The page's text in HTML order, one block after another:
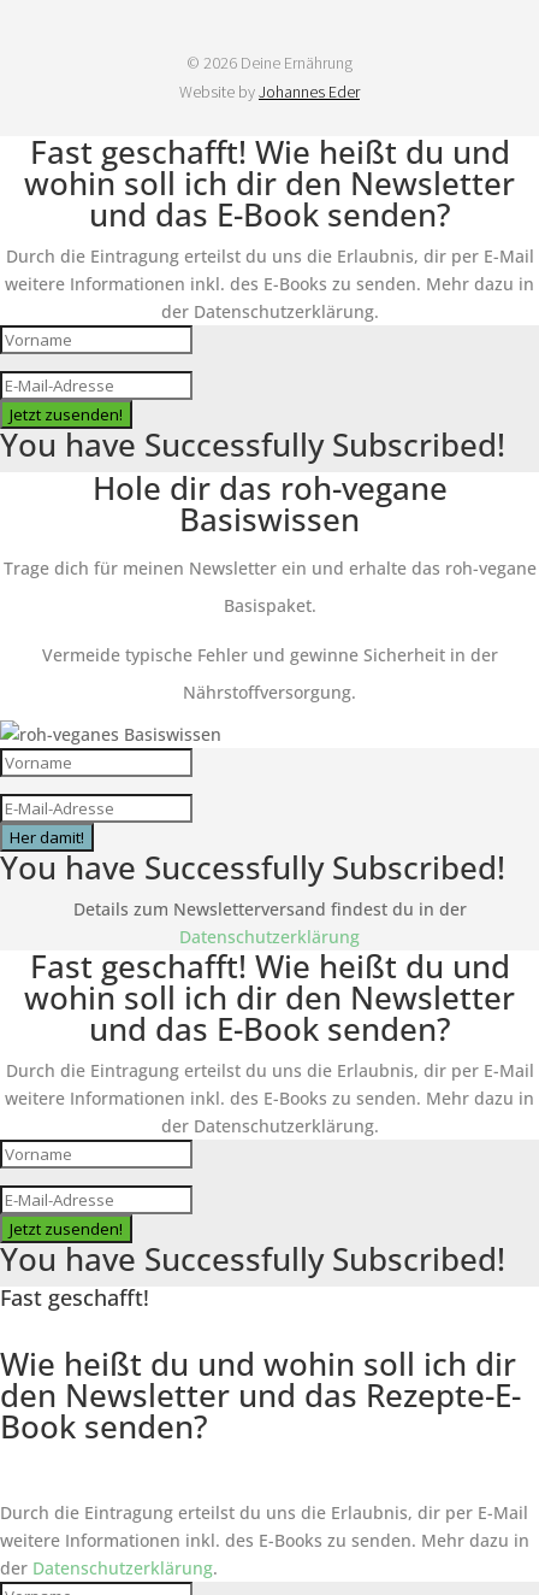
© 2026 Deine Ernährung
Website byJohannes Eder
Fast geschafft! Wie heißt du und
wohin soll ich dir den Newsletter
und das E-Book senden?
Durch die Eintragung erteilst du uns die Erlaubnis, dir per E-Mail
weitere Informationen inkl. des E-Books zu senden. Mehr dazu in
der Datenschutzerklärung.
Jetzt zusenden!
You have Successfully Subscribed!
Hole dir das roh-vegane
Basiswissen
Trage dich für meinen Newsletter ein und erhalte das roh-vegane
Basispaket.
Vermeide typische Fehler und gewinne Sicherheit in der
Nährstoffversorgung.
Her damit!
You have Successfully Subscribed!
Details zum Newsletterversand findest du in der
Datenschutzerklärung
Fast geschafft! Wie heißt du und
wohin soll ich dir den Newsletter
und das E-Book senden?
Durch die Eintragung erteilst du uns die Erlaubnis, dir per E-Mail
weitere Informationen inkl. des E-Books zu senden. Mehr dazu in
der Datenschutzerklärung.
Jetzt zusenden!
You have Successfully Subscribed!
Fast geschafft!
Wie heißt du und wohin soll ich dir
den Newsletter und das Rezepte-E-
Book senden?
Durch die Eintragung erteilst du uns die Erlaubnis, dir per E-Mail
weitere Informationen inkl. des E-Books zu senden. Mehr dazu in
der Datenschutzerklärung.